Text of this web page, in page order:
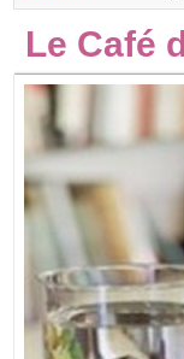
Le Café